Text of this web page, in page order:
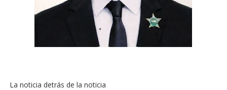
La noticia detrás de la noticia